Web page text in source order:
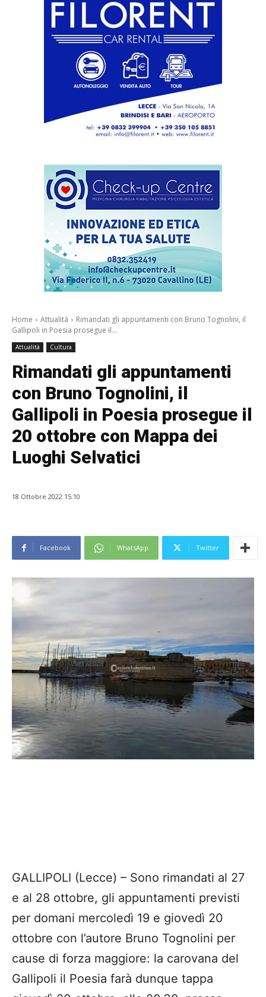
Home Attualità
Rimandati gli appuntamenti con Bruno Tognolini, il
Gallipoli in Poesia prosegue il...
Attualità Cultura
Rimandati gli appuntamenti
con Bruno Tognolini, il
Gallipoli in Poesia prosegue il
20 ottobre con Mappa dei
Luoghi Selvatici
18 Ottobre 2022 15:10
Facebook WhatsApp Twitter
GALLIPOLI (Lecce) – Sono rimandati al 27
e al 28 ottobre, gli appuntamenti previsti
per domani mercoledì 19 e giovedì 20
ottobre con l’autore Bruno Tognolini per
cause di forza maggiore: la carovana del
Gallipoli il Poesia farà dunque tappa